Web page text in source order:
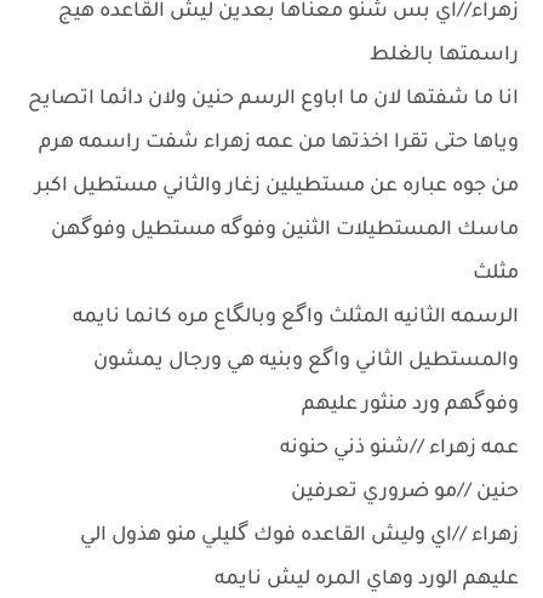
زهراء//اي بس شنو معناها بعدين ليش القاعده هيج
راسمتها بالغلط
انا ما شفتها لان ما اباوع الرسم حنين ولان دائما اتصايح
وياها حتى تقرا اخذتها من عمه زهراء شفت راسمه هرم
من جوه عباره عن مستطيلين زغار والثاني مستطيل اكبر
ماسك المستطيلات الثنين وفوگه مستطيل وفوگهن
مثلث
الرسمه الثانيه المثلث واگع وبالگاع مره كانما نايمه
والمستطيل الثاني واگع وبنيه هي ورجال يمشون
وفوگهم ورد منثور عليهم
عمه زهراء //شنو ذني حنونه
حنين //مو ضروري تعرفين
زهراء //اي وليش القاعده فوك گليلي منو هذول الي
عليهم الورد وهاي المره ليش نايمه